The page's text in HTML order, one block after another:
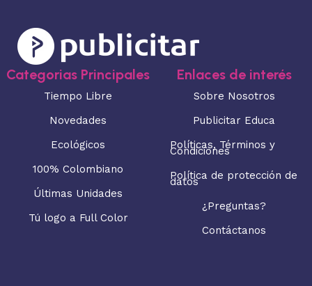
Categorias Principales
Tiempo Libre
Novedades
Ecológicos
100% Colombiano
Últimas Unidades
Tú logo a Full Color
Enlaces de interés
Sobre Nosotros
Publicitar Educa
Políticas, Términos y
Condiciones
Política de protección de
datos
¿Preguntas?
Contáctanos